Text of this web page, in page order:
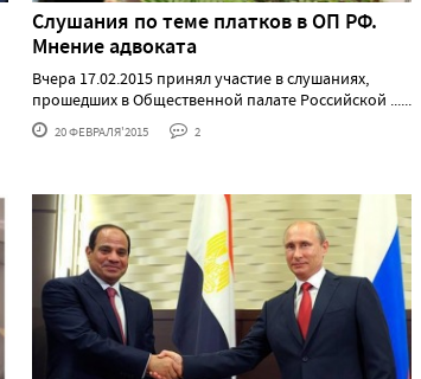
Слушания по теме платков в ОП РФ.
Мнение адвоката
Вчера 17.02.2015 принял участие в слушаниях,
прошедших в Общественной палате Российской ......
20 ФЕВРАЛЯ'2015 2